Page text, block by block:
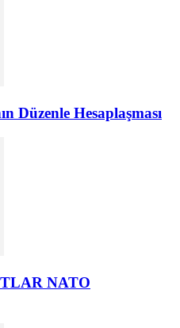
Düzenle Hesaplaşması
NATO